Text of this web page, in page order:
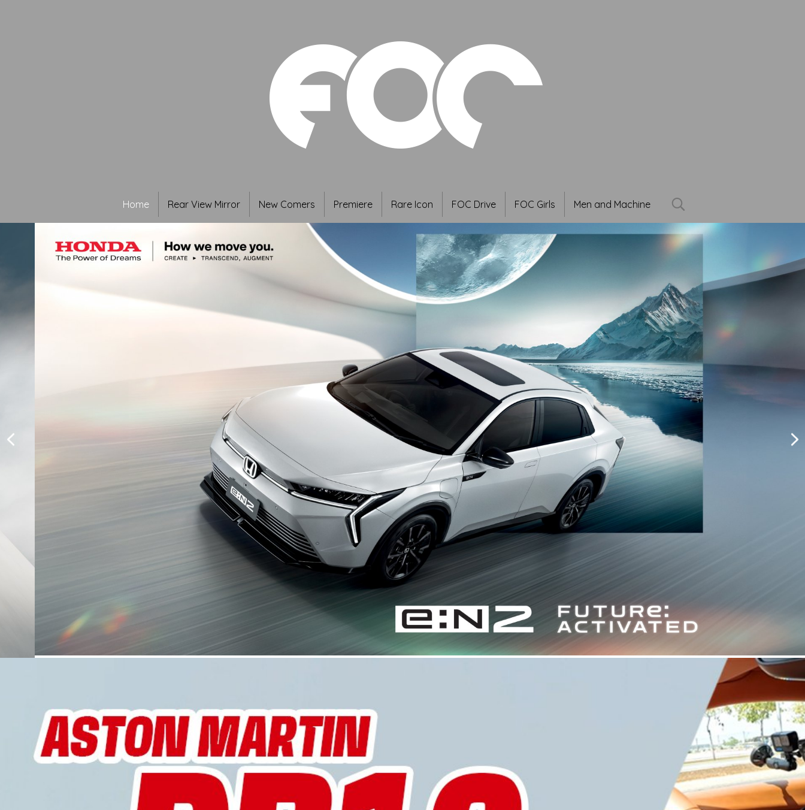
Home Rear View Mirror New Comers Premiere Rare Icon FOC Drive FOC Girls Men and Machine